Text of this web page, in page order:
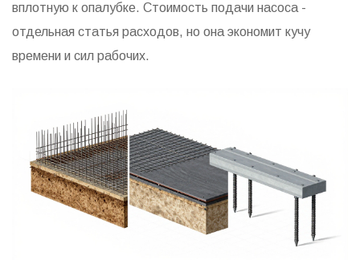
вплотную к опалубке. Стоимость подачи насоса -
отдельная статья расходов, но она экономит кучу
времени и сил рабочих.